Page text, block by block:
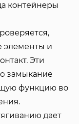
контейнеры
элементы и
Эти
замыкание
функцию во
дает